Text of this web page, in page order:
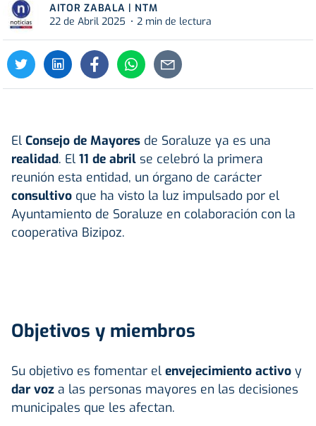
AITOR ZABALA | NTM
22 de Abril 2025
2 min de lectura
El Consejo de Mayores de Soraluze ya es una
realidad. El 11 de abril se celebró la primera
reunión esta entidad, un órgano de carácter
consultivo que ha visto la luz impulsado por el
Ayuntamiento de Soraluze en colaboración con la
cooperativa Bizipoz.
Objetivos y miembros
Su objetivo es fomentar el envejecimiento activo y
dar voz a las personas mayores en las decisiones
municipales que les afectan.